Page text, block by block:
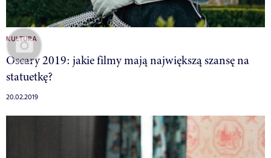
KULTURA
Oscary 2019: jakie filmy mają największą szansę na
statuetkę?
20.02.2019